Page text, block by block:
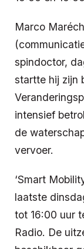
Marco
spindoctor,
startte hij zijn
intensief
de
vervoer.
‘Smart
laatste
tot 16:00 uur
Radio. De